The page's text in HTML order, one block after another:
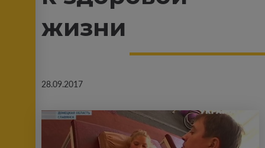
жизни
28.09.2017